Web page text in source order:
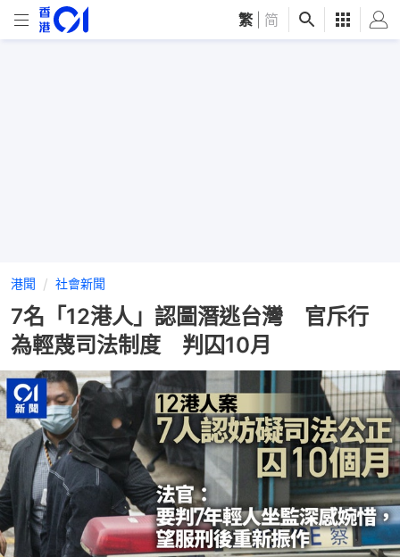
繁 简
港聞 社會新聞
7名「12港人」認圖潛逃台灣 官斥行
為輕蔑司法制度 判囚10月